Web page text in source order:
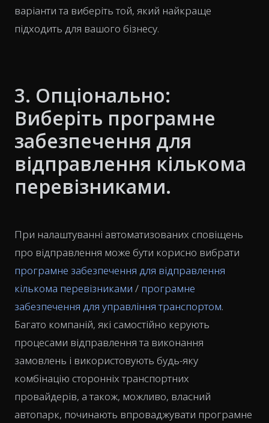
варіанти та виберіть той, який найкраще
підходить для вашого бізнесу.
3. Опціонально:
Виберіть програмне
забезпечення для
відправлення кількома
перевізниками.
При налаштуванні автоматизованих сповіщень
про відправлення може бути корисно вибрати
програмне забезпечення для відправлення
кількома перевізниками / програмне
забезпечення для управління транспортом.
Багато компаній, які самостійно керують
процесами відправлення та виконання
замовлень і використовують будь-яку
комбінацію сторонніх транспортних
провайдерів, а також, можливо, власний
автопарк, починають впроваджувати програмне